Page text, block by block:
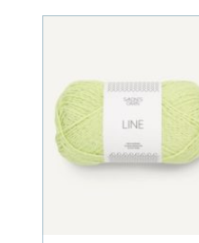
ögonläkare eller